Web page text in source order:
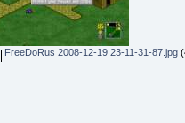
FreeDoRus 2008-12-19 23-11-31-87.jpg